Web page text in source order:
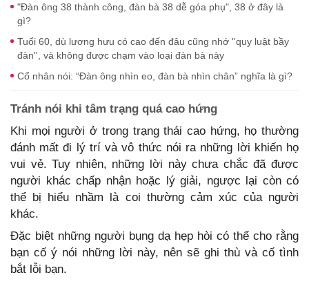
"Đàn ông 38 thành công, đàn bà 38 dễ góa phụ", 38 ở đây là
gì?
Tuổi 60, dù lương hưu có cao đến đâu cũng nhớ ''quy luật bầy
đàn'', và không được chạm vào loại đàn bà này
Cổ nhân nói: “Đàn ông nhìn eo, đàn bà nhìn chân” nghĩa là gì?
Tránh nói khi tâm trạng quá cao hứng
Khi mọi người ở trong trạng thái cao hứng, họ thường
đánh mất đi lý trí và vô thức nói ra những lời khiến họ
vui vẻ. Tuy nhiên, những lời này chưa chắc đã được
người khác chấp nhận hoặc lý giải, ngược lại còn có
thể bị hiểu nhầm là coi thường cảm xúc của người
khác.
Đặc biệt những người bụng dạ hẹp hòi có thể cho rằng
bạn cố ý nói những lời này, nên sẽ ghi thù và cố tình
bắt lỗi bạn.